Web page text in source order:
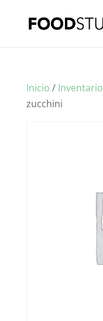
Inicio / Inventario
zucchini